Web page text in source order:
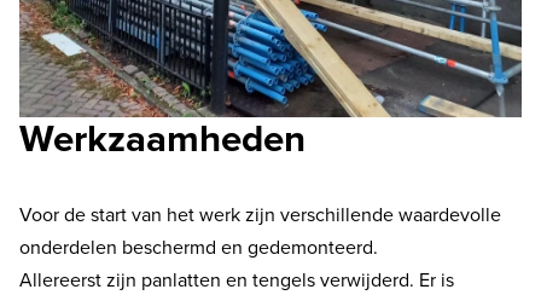
Werkzaamheden
Voor de start van het werk zijn verschillende waardevolle
onderdelen beschermd en gedemonteerd.
Allereerst zijn panlatten en tengels verwijderd. Er is